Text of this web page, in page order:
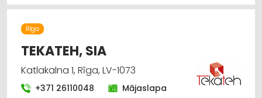
Rīga
TEKATEH, SIA
Katlakalna 1, Rīga, LV-1073
+371 26110048 Mājaslapa